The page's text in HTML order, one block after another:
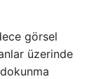
görsel
üzerinde